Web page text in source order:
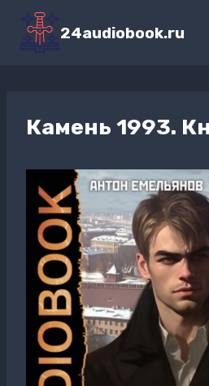
Перейти
содержимому
24audiobook.ru
Камень 1993.